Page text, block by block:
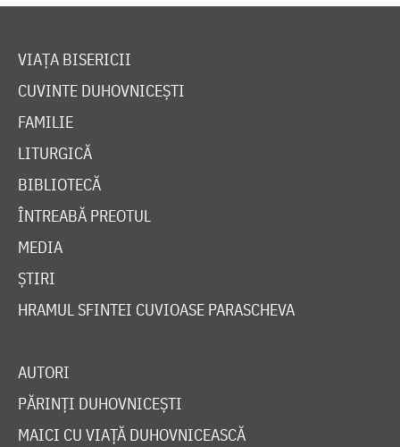
VIAȚA BISERICII
CUVINTE DUHOVNICEȘTI
FAMILIE
LITURGICĂ
BIBLIOTECĂ
ÎNTREABĂ PREOTUL
MEDIA
ȘTIRI
HRAMUL SFINTEI CUVIOASE PARASCHEVA
AUTORI
PĂRINȚI DUHOVNICEȘTI
MAICI CU VIAȚĂ DUHOVNICEASCĂ